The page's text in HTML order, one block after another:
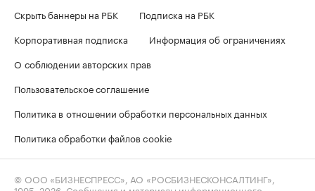
Скрыть баннеры на РБК
Подписка на РБК
Корпоративная подписка
Информация об ограничениях
О соблюдении авторских прав
Пользовательское соглашение
Политика в отношении обработки персональных данных
Политика обработки файлов cookie
© ООО «БИЗНЕСПРЕСС», АО «РОСБИЗНЕСКОНСАЛТИНГ»,